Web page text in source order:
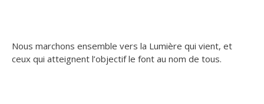
Nous marchons ensemble vers la Lumière qui vient, et
ceux qui atteignent l’objectif le font au nom de tous.